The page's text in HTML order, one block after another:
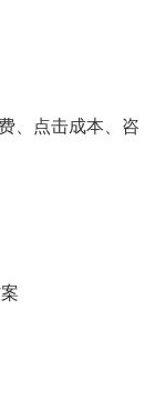
、点击成本、咨